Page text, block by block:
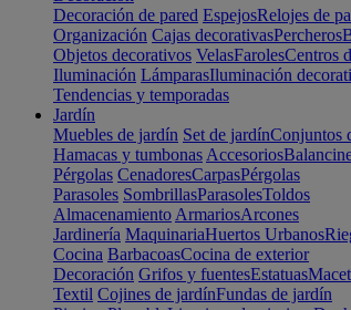
Decoración de pared EspejosRelojes de
Organización Cajas decorativasPercheros
Objetos decorativos VelasFarolesCentros
Iluminación LámparasIluminación
Tendencias y temporadas
Jardín
Muebles de jardín Set de jardínConjuntos
Hamacas y tumbonas Accesorios
Pérgolas CenadoresCarpasPérgolas
Parasoles SombrillasParasolesToldos
Almacenamiento ArmariosArcones
Jardinería MaquinariaHuertos Urbanos
Cocina BarbacoasCocina de exterior
Decoración Grifos y fuentesEstatuas
Textil Cojines de jardínFundas de jardín